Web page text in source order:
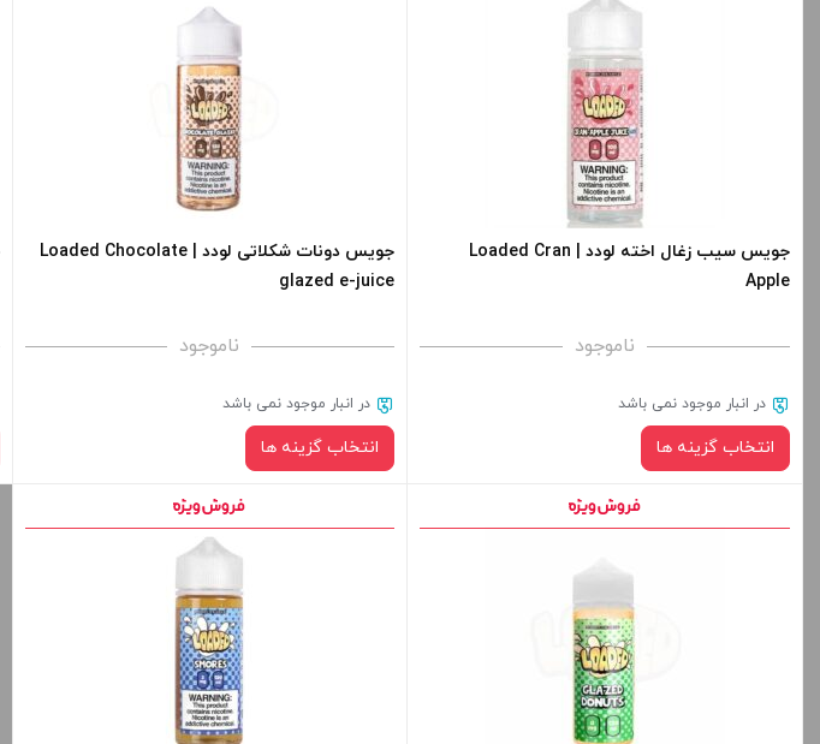
نیکوتین:
صاف
برای فعال شدن سبد خرید و نمایش قیمت ، گزینه
های محصول را از کادر بالا انتخاب کنید.
نیکوتین:
صاف
برای فعال شدن سبد خرید و نمایش قیمت ، گزینه
های محصول را از کادر بالا انتخاب کنید.
افزودن به سبد خرید
جویس سیب زغال اخته لودد | Loaded Cran
Apple
ناموجود
در انبار موجود نمی باشد
انتخاب گزینه ها
طعم:
صاف
جویس دونات شکلاتی لودد | Loaded Chocolate
glazed e-juice
ناموجود
در انبار موجود نمی باشد
انتخاب گزینه ها
نیکوتین:
صاف
برای فعال شدن سبد خرید و نمایش قیمت ، گزینه
های محصول را از کادر بالا انتخاب کنید.